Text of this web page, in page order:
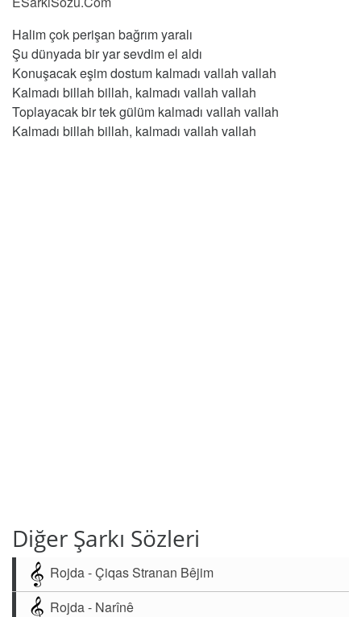
Halim çok perişan bağrım yaralı
Şu dünyada bir yar sevdim el aldı
Konuşacak eşim dostum kalmadı vallah vallah
Kalmadı billah billah, kalmadı vallah vallah
Toplayacak bir tek gülüm kalmadı vallah vallah
Kalmadı billah billah, kalmadı vallah vallah
Diğer Şarkı Sözleri
Rojda - Çiqas Stranan Bêjim
Rojda - Narînê